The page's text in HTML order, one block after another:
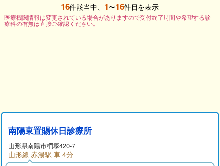
16件該当中、 1〜16件目を表示
医療機関情報は変更されている場合がありますので受付終了時間や希望する診
療科の有無は直接ご確認ください。
南陽東置賜休日診療所
山形県南陽市椚塚420-7
山形線 赤湯駅 車 4分